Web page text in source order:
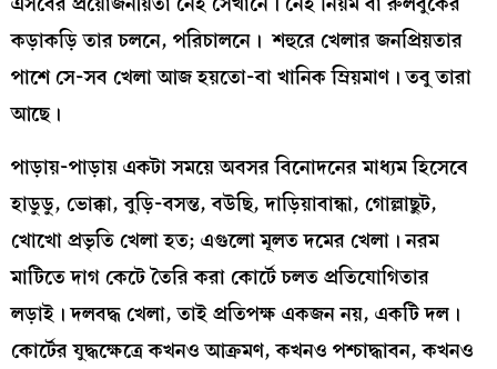
কড়াকড়ি তার চলনে, পরিচালনে। শহুরে খেলার জনপ্রিয়তার
পাশে সে-সব খেলা আজ হয়তো-বা খানিক ম্রিয়মাণ। তবু তারা
আছে।
পাড়ায়-পাড়ায় একটা সময়ে অবসর বিনোদনের মাধ্যম হিসেবে
হাডুডু, ভোক্কা, বুড়ি-বসন্ত, বউছি, দাড়িয়াবান্ধা, গোল্লাছুট,
খোখো প্রভৃতি খেলা হত; এগুলো মূলত দমের খেলা। নরম
মাটিতে দাগ কেটে তৈরি করা কোর্টে চলত প্রতিযোগিতার
লড়াই। দলবদ্ধ খেলা, তাই প্রতিপক্ষ একজন নয়, একটি দল।
কোর্টের যুদ্ধক্ষেত্রে কখনও আক্রমণ, কখনও পশ্চাদ্ধাবন, কখনও